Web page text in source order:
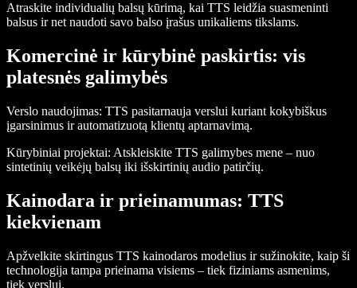
Atraskite individualių balsų kūrimą, kai TTS leidžia suasmeninti
balsus ir net naudoti savo balso įrašus unikaliems tikslams.
Komercinė ir kūrybinė paskirtis: vis
platesnės galimybės
Verslo naudojimas: TTS pasitarnauja verslui kuriant kokybiškus
įgarsinimus ir automatizuotą klientų aptarnavimą.
Kūrybiniai projektai: Atskleiskite TTS galimybes mene – nuo
sintetinių veikėjų balsų iki išskirtinių audio patirčių.
Kainodara ir prieinamumas: TTS
kiekvienam
Apžvelkite skirtingus TTS kainodaros modelius ir sužinokite, kaip ši
technologija tampa prieinama visiems – tiek fiziniams asmenims,
tiek verslui.